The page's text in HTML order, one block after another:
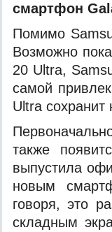
смартфон
Помимо
Возможно
20 Ultra,
самой
Ultra
также
выпустила
новым
говоря, это
складным